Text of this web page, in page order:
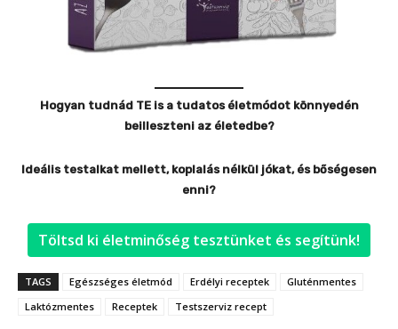
Hogyan tudnád TE is a tudatos életmódot könnyedén
beilleszteni az életedbe?
Ideális testalkat mellett, koplalás nélkül jókat, és bőségesen
enni?
Töltsd ki életminőség tesztünket és segítünk!
TAGS Egészséges életmód Erdélyi receptek
Gluténmentes
Laktózmentes
Receptek Testszerviz recept